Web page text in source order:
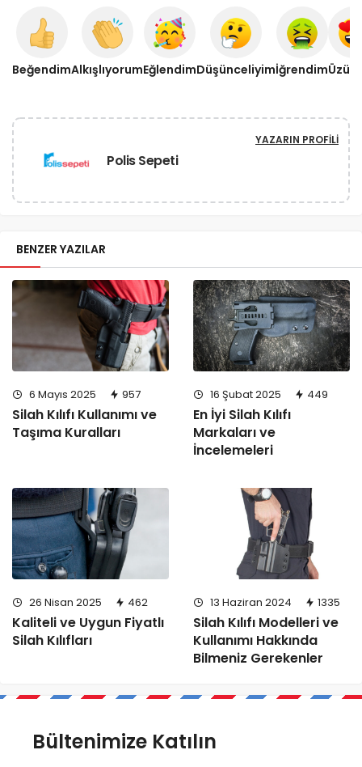
BeğendimAlkışlıyorumEğlendimDüşünceliyimİğrendim
Polis Sepeti
YAZARIN PROFILI
BENZER YAZILAR
6 Mayıs 2025 957
Silah Kılıfı Kullanımı ve
Taşıma Kuralları
16 Şubat 2025 449
En İyi Silah Kılıfı
Markaları ve
İncelemeleri
26 Nisan 2025 462
Kaliteli ve Uygun Fiyatlı
Silah Kılıfları
13 Haziran 2024 1335
Silah Kılıfı Modelleri ve
Kullanımı Hakkında
Bilmeniz Gerekenler
Bültenimize Katılın